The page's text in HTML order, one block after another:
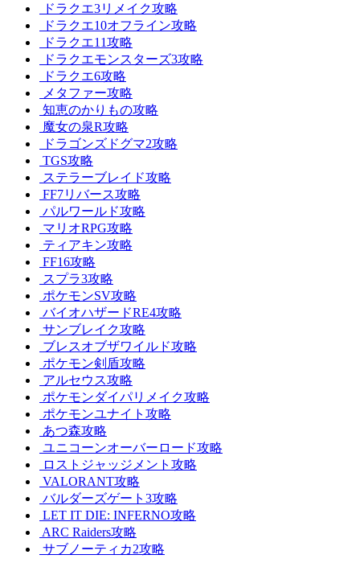
ドラクエ3リメイク攻略
ドラクエ10オフライン攻略
ドラクエ11攻略
ドラクエモンスターズ3攻略
ドラクエ6攻略
メタファー攻略
知恵のかりもの攻略
魔女の泉R攻略
ドラゴンズドグマ2攻略
TGS攻略
ステラーブレイド攻略
FF7リバース攻略
パルワールド攻略
マリオRPG攻略
ティアキン攻略
FF16攻略
スプラ3攻略
ポケモンSV攻略
バイオハザードRE4攻略
サンブレイク攻略
ブレスオブザワイルド攻略
ポケモン剣盾攻略
アルセウス攻略
ポケモンダイパリメイク攻略
ポケモンユナイト攻略
あつ森攻略
ユニコーンオーバーロード攻略
ロストジャッジメント攻略
VALORANT攻略
バルダーズゲート3攻略
LET IT DIE: INFERNO攻略
ARC Raiders攻略
サブノーティカ2攻略